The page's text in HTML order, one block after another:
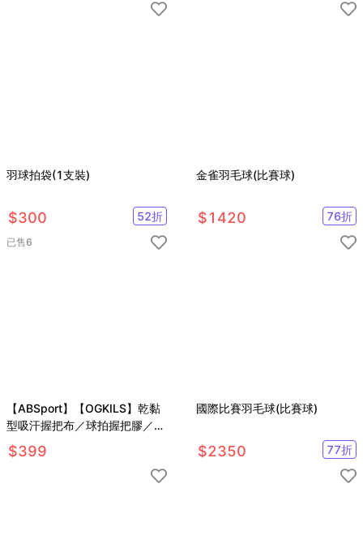
羽球拍袋(1支裝)
$300 52折
已售6
金雀羽毛球(比賽球)
$1420 76折
【ABSport】【OGKILS】乾黏
型吸汗握把布／球拍握把膠／羽
毛球手膠／握把纏繞帶／羽球／
網球
$399
國際比賽羽毛球(比賽球)
$2350 77折